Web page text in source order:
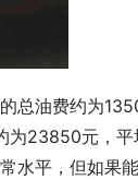
总油费约为
为23850元，平
水平，但如果